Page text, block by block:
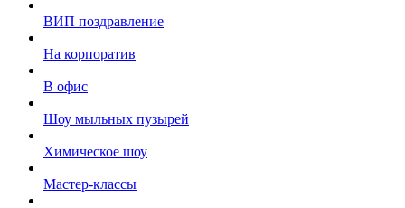
ВИП поздравление
На корпоратив
В офис
Шоу мыльных пузырей
Химическое шоу
Мастер-классы